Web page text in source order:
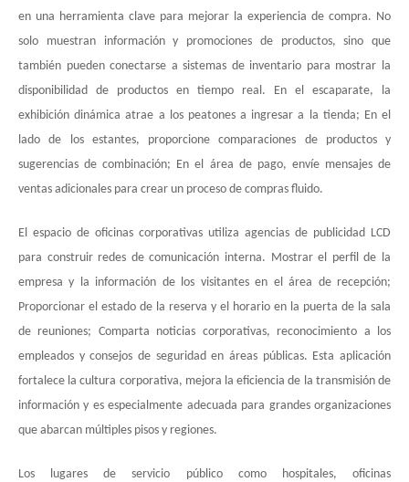
en una herramienta clave para mejorar la experiencia de compra. No
solo muestran información y promociones de productos, sino que
también pueden conectarse a sistemas de inventario para mostrar la
disponibilidad de productos en tiempo real. En el escaparate, la
exhibición dinámica atrae a los peatones a ingresar a la tienda; En el
lado de los estantes, proporcione comparaciones de productos y
sugerencias de combinación; En el área de pago, envíe mensajes de
ventas adicionales para crear un proceso de compras fluido.
El espacio de oficinas corporativas utiliza agencias de publicidad LCD
para construir redes de comunicación interna. Mostrar el perfil de la
empresa y la información de los visitantes en el área de recepción;
Proporcionar el estado de la reserva y el horario en la puerta de la sala
de reuniones; Comparta noticias corporativas, reconocimiento a los
empleados y consejos de seguridad en áreas públicas. Esta aplicación
fortalece la cultura corporativa, mejora la eficiencia de la transmisión de
información y es especialmente adecuada para grandes organizaciones
que abarcan múltiples pisos y regiones.
Los lugares de servicio público como hospitales, oficinas